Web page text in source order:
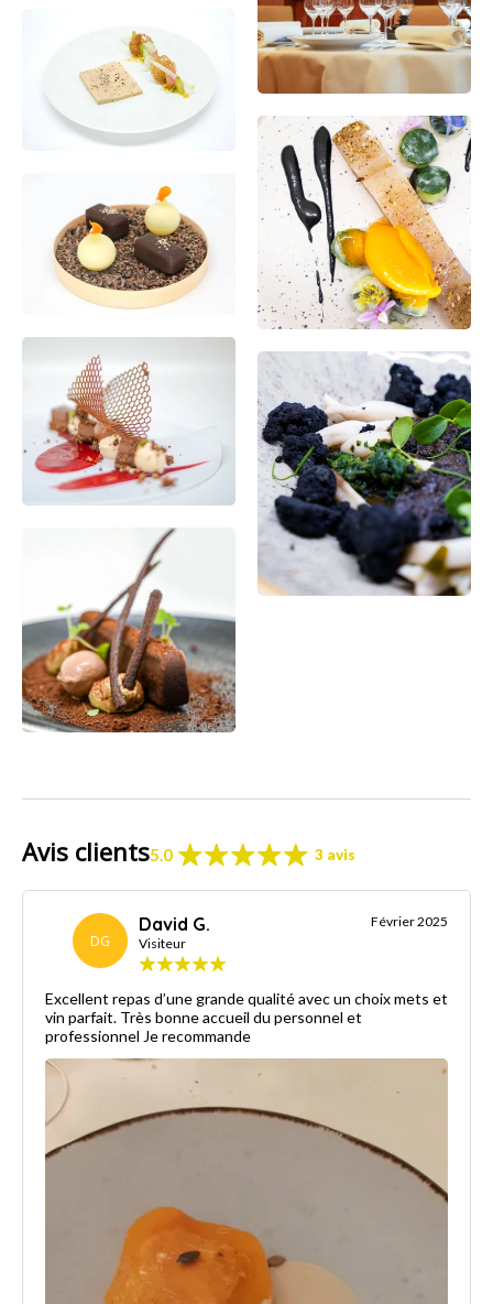
Avis clients5.0 3 avis
DG
David G.
Visiteur
Février 2025
Excellent repas d’une grande qualité avec un choix mets et
vin parfait. Très bonne accueil du personnel et
professionnel Je recommande